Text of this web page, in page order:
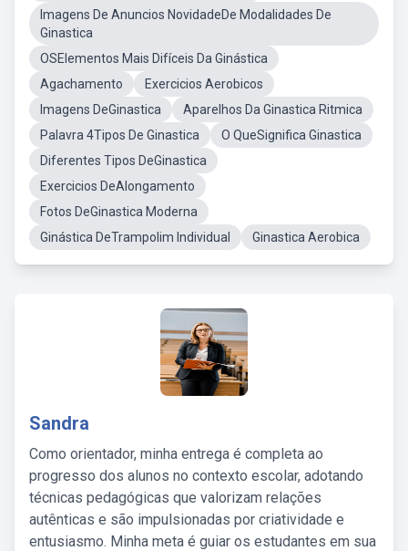
Imagens De Anuncios NovidadeDe Modalidades De
Ginastica
OSElementos Mais Difíceis Da Ginástica
Agachamento
Exercicios Aerobicos
Imagens DeGinastica
Aparelhos Da Ginastica Ritmica
Palavra 4Tipos De Ginastica
O QueSignifica Ginastica
Diferentes Tipos DeGinastica
Exercicios DeAlongamento
Fotos DeGinastica Moderna
Ginástica DeTrampolim Individual
Ginastica Aerobica
Sandra
Como orientador, minha entrega é completa ao
progresso dos alunos no contexto escolar, adotando
técnicas pedagógicas que valorizam relações
autênticas e são impulsionadas por criatividade e
entusiasmo. Minha meta é guiar os estudantes em sua